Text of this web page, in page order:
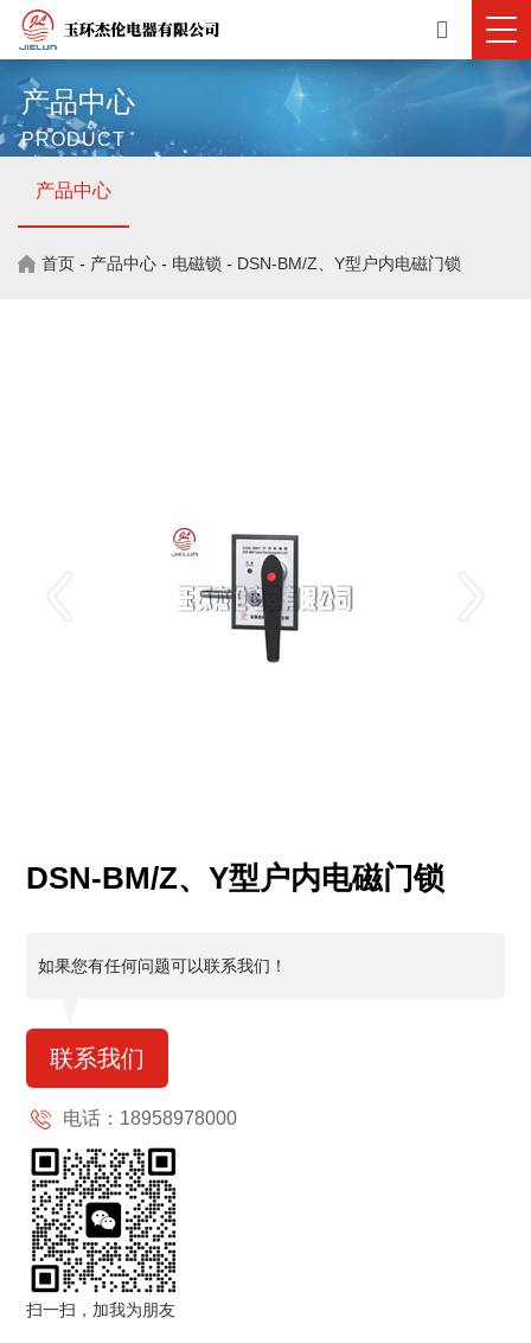
产品中心
PRODUCT
产品中心
首页 - 产品中心 - 电磁锁 - DSN-BM/Z、Y型户内电磁门锁
DSN-BM/Z、Y型户内电磁门锁
如果您有任何问题可以联系我们！
联系我们
电话：18958978000
扫一扫，加我为朋友